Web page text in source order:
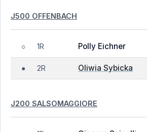
J500 OFFENBACH
○ 1R Polly Eichner
● 2R Oliwia Sybicka
J200 SALSOMAGGIORE